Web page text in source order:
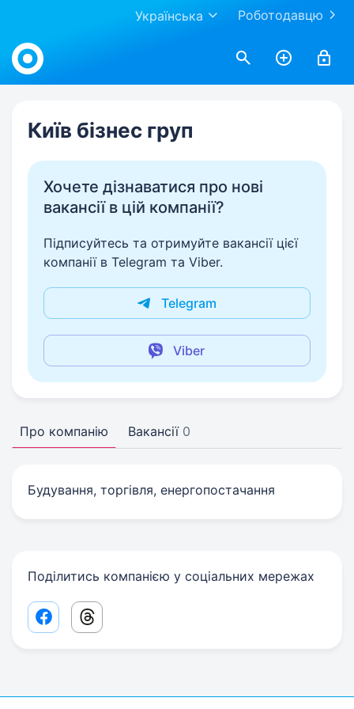
Роботодавцю
Українська
Work.ua
Київ бізнес груп
Хочете дізнаватися про нові
вакансії в цій компанії?
Підписуйтесь та отримуйте вакансії цієї
компанії в Telegram та Viber.
Telegram
Viber
Про компанію Вакансії 0
Будування, торгівля, енергопостачання
Поділитись компанією у соціальних мережах
Facebook share link
Threads share link